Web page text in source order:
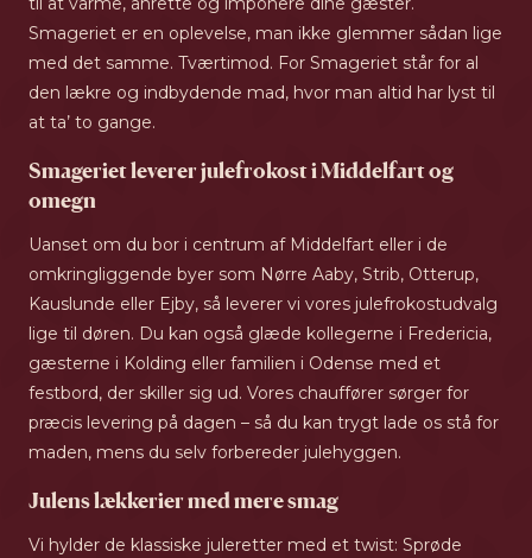
Smageriet er en oplevelse, man ikke glemmer sådan lige
med det samme. Tværtimod. For Smageriet står for al
den lækre og indbydende mad, hvor man altid har lyst til
at ta’ to gange.
Smageriet leverer julefrokost i Middelfart og
omegn
Uanset om du bor i centrum af Middelfart eller i de
omkringliggende byer som Nørre Aaby, Strib, Otterup,
Kauslunde eller Ejby, så leverer vi vores julefrokostudvalg
lige til døren. Du kan også glæde kollegerne i Fredericia,
gæsterne i Kolding eller familien i Odense med et
festbord, der skiller sig ud. Vores chauffører sørger for
præcis levering på dagen – så du kan trygt lade os stå for
maden, mens du selv forbereder julehyggen.
Julens lækkerier med mere smag
Vi hylder de klassiske juleretter med et twist: Sprøde